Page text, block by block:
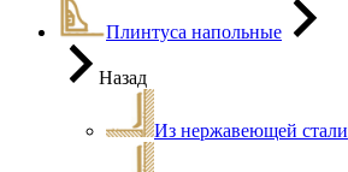
Плинтуса напольные
Назад
Из нержавеющей стали